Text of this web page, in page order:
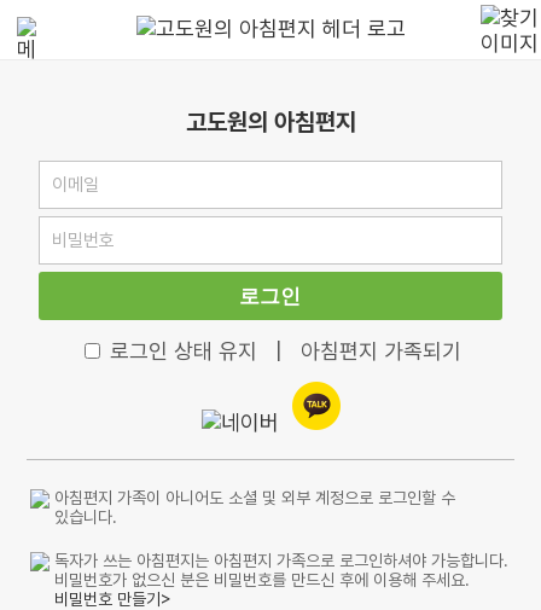
고도원의 아침편지
로그인
로그인 상태 유지 아침편지 가족되기
아침편지 가족이 아니어도 소셜 및 외부 계정으로 로그인할 수
있습니다.
독자가 쓰는 아침편지는 아침편지 가족으로 로그인하셔야 가능합니다.
비밀번호가 없으신 분은 비밀번호를 만드신 후에 이용해 주세요.
비밀번호 만들기>